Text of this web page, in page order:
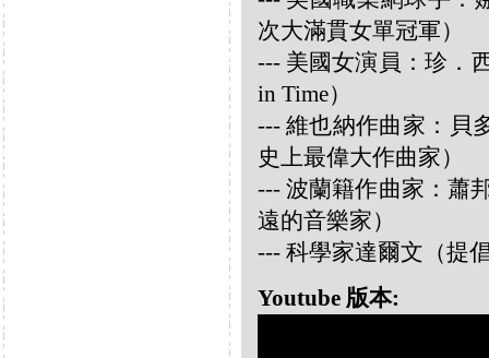
次大滿貫女單冠軍）
--- 美國女演員：珍．
in Time）
--- 維也納作曲家：貝
史上最偉大作曲家）
--- 波蘭籍作曲家：蕭
遠的音樂家）
--- 科學家達爾文（提
Youtube 版本: